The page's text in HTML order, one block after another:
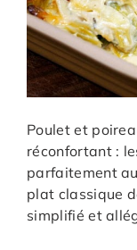
Poulet et
réconfortant :
parfaitement
plat classique
simplifié et